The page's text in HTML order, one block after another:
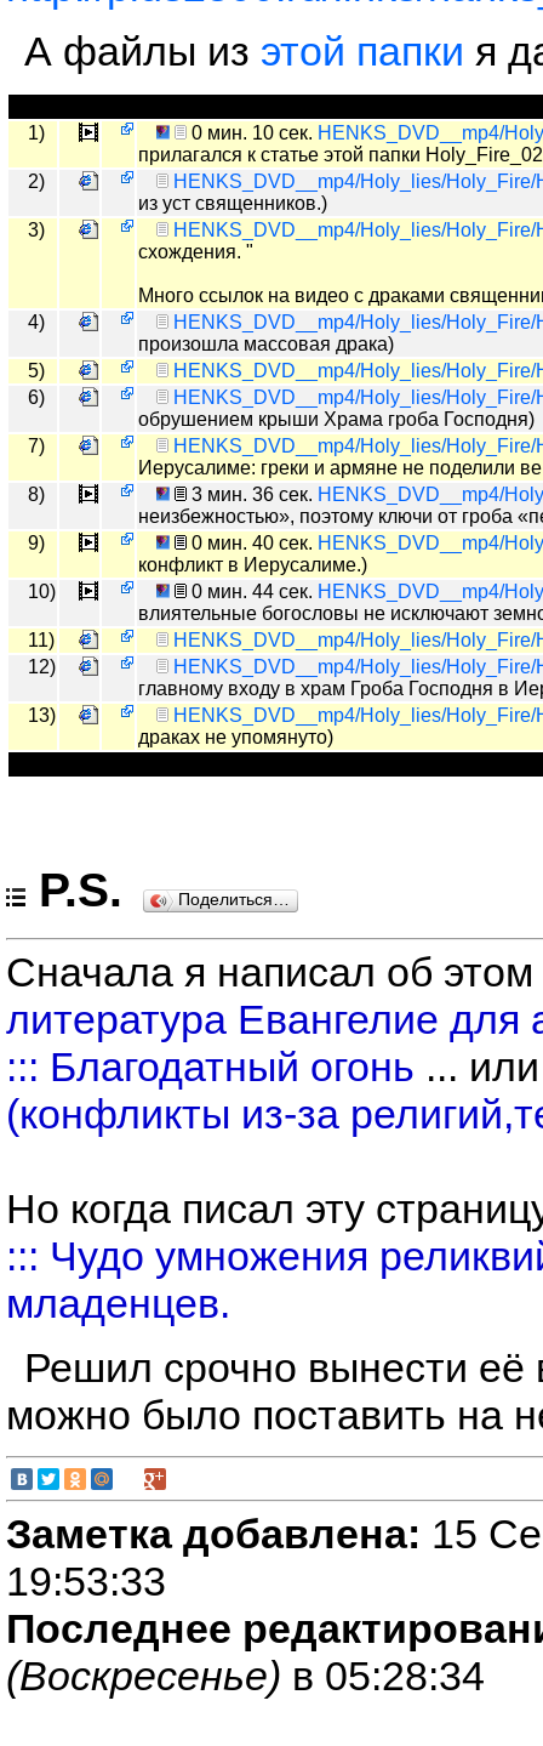
А файлы из этой папки я
1) 0 мин. 10 сек. HENKS_DVD__mp4/
прилагался к статье этой папки
2)
HENKS_DVD__mp4/Holy_lies/Holy_Fire/
из уст священников.)
3)
HENKS_DVD__mp4/Holy_lies/Holy_Fire/
схождения. "
Много ссылок на видео с драками
4)
HENKS_DVD__mp4/Holy_lies/Holy_Fire/
произошла массовая драка)
5)
HENKS_DVD__mp4/Holy_lies/
6)
HENKS_DVD__mp4/Holy_lies/
обрушением крыши Храма гроба Господня)
7)
HENKS_DVD__mp4/Holy_lies/
Иерусалиме: греки и армяне не поделили
8)
3 мин. 36 сек. HENKS_DVD__mp4/
неизбежностью», поэтому ключи от гроба
9)
0 мин. 40 сек. HENKS_DVD__mp4/
конфликт в Иерусалиме.)
10)
0 мин. 44 сек. HENKS_DVD__mp4/
влиятельные богословы не исключают
11)
HENKS_DVD__mp4/Holy_lies/
12)
HENKS_DVD__mp4/Holy_lies/
главному входу в храм Гроба Господня в
13)
HENKS_DVD__mp4/Holy_lies/Holy_Fire/
драках не упомянуто)
P.S. Поделиться…
Сначала я написал об
литература Евангелие
::: Благодатный огонь ...
(конфликты из-за
Но когда писал эту
::: Чудо умножения
младенцев.
Решил срочно вынести её
можно было поставить на
Заметка добавлена: 15
19:53:33
Последнее
(Воскресенье) в 05:28:34